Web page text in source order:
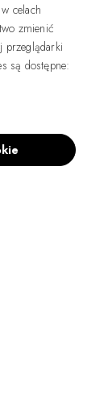
celach
zmienić
przeglądarki
są dostępne: